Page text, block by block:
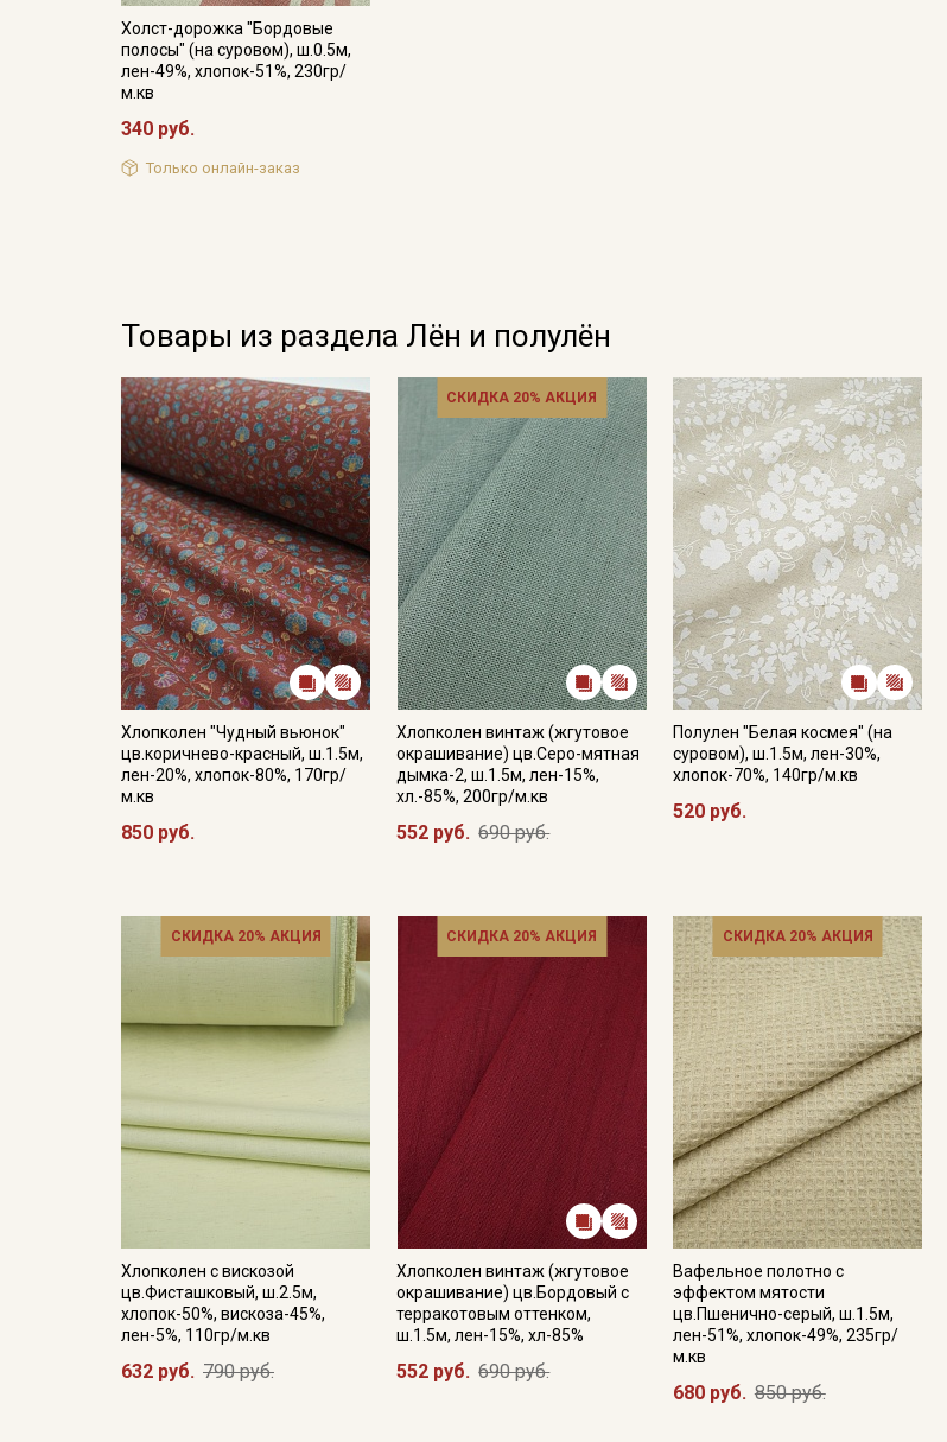
Холст-дорожка "Бордовые
полосы" (на суровом), ш.0.5м,
лен-49%, хлопок-51%, 230гр/
м.кв
340 руб.
Только онлайн-заказ
Товары из раздела Лён и полулён
Хлопколен "Чудный вьюнок"
цв.коричнево-красный, ш.1.5м,
лен-20%, хлопок-80%, 170гр/
м.кв
850 руб.
СКИДКА 20% АКЦИЯ
Хлопколен винтаж (жгутовое
окрашивание) цв.Серо-мятная
дымка-2, ш.1.5м, лен-15%,
хл.-85%, 200гр/м.кв
552 руб. 690 руб.
Полулен "Белая космея" (на
суровом), ш.1.5м, лен-30%,
хлопок-70%, 140гр/м.кв
520 руб.
СКИДКА 20% АКЦИЯ
Хлопколен с вискозой
цв.Фисташковый, ш.2.5м,
хлопок-50%, вискоза-45%,
лен-5%, 110гр/м.кв
632 руб. 790 руб.
СКИДКА 20% АКЦИЯ
Хлопколен винтаж (жгутовое
окрашивание) цв.Бордовый с
терракотовым оттенком,
ш.1.5м, лен-15%, хл-85%
552 руб. 690 руб.
СКИДКА 20% АКЦИЯ
Вафельное полотно с
эффектом мятости
цв.Пшенично-серый, ш.1.5м,
лен-51%, хлопок-49%, 235гр/
м.кв
680 руб. 850 руб.